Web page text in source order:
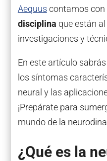
Aequus contamos con
disciplina que están
investigaciones y
En este artículo
los síntomas
neural y las
¡Prepárate para
mundo de la
¿Qué es la